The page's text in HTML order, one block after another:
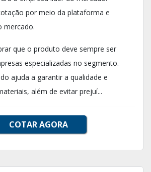
por meio da plataforma e
mercado.
que o produto deve sempre ser
especializadas no segmento.
ajuda a garantir a qualidade e
além de evitar prejuí...
COTAR AGORA